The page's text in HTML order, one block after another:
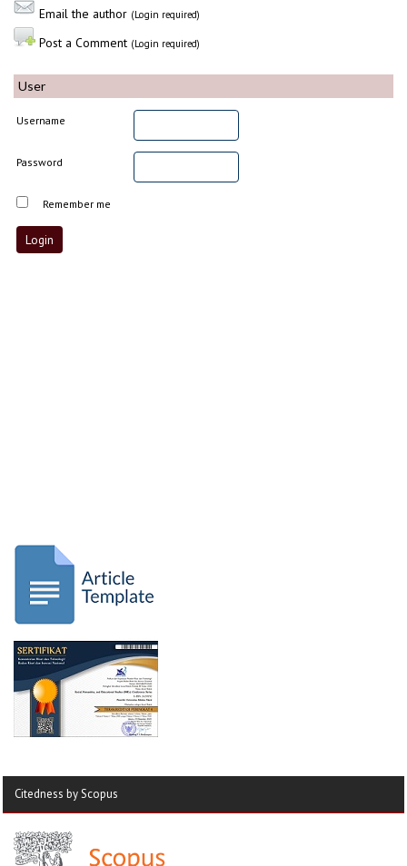
Email the author (Login required)
Post a Comment (Login required)
User
Username
Password
Remember me
Citedness by Scopus